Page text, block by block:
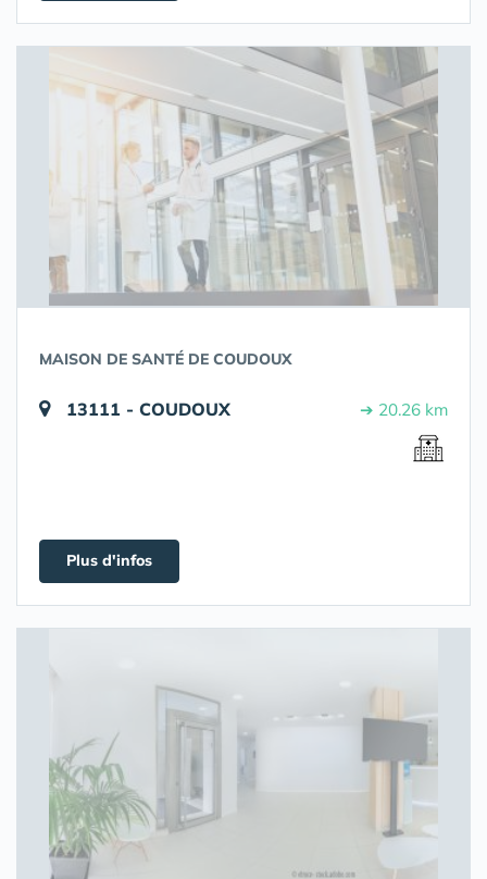
MAISON DE SANTÉ DE COUDOUX
13111 - COUDOUX ➔ 20.26 km
Plus d'infos